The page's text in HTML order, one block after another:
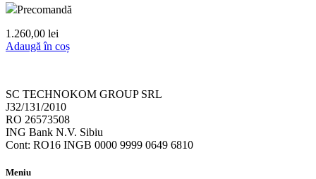
Precomandă
1.260,00 lei
Adaugă în coș
SC TECHNOKOM GROUP SRL
J32/131/2010
RO 26573508
ING Bank N.V. Sibiu
Cont: RO16 INGB 0000 9999 0649 6810
Meniu